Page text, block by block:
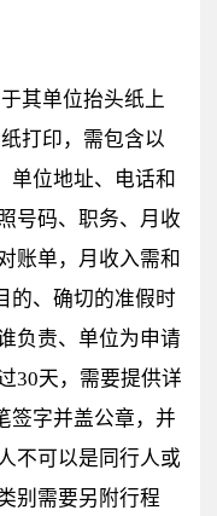
其单位抬头纸上
打印，需包含以
单位地址、电话和
号码、职务、月收
账单，月收入需和
的、确切的准假时
负责、单位为申请
30天，需要提供详
签字并盖公章，并
不可以是同行人或
别需要另附行程